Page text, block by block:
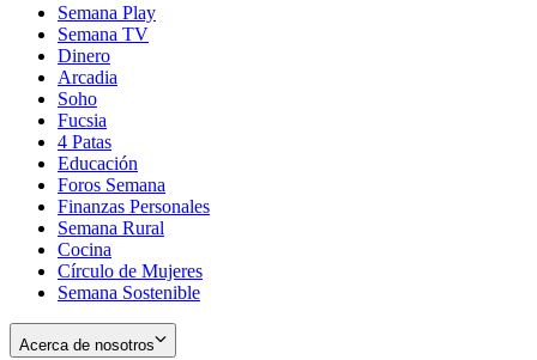
Semana Play
Semana TV
Dinero
Arcadia
Soho
in
new
window
Fucsia
in
new
window
4 Patas
Educación
Foros Semana
Finanzas Personales
Semana Rural
Cocina
Círculo de Mujeres
Semana Sostenible
Acerca de nosotros